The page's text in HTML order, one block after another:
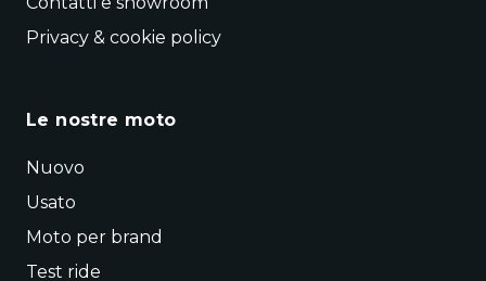
Privacy & cookie policy
Le nostre moto
Nuovo
Usato
Moto per brand
Test ride